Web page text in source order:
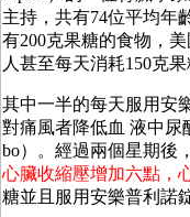
主持，共有74位平均年
有200克果糖的食物，
人甚至每天消耗150克果
其中一半的每天服用安
對痛風者降低血 液中尿
bo）。經過兩個星期後，
心臟收縮壓增加六點，
糖並且服用安樂普利諾